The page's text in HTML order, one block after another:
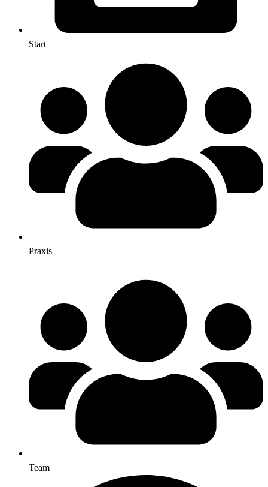
Start
Praxis
Team